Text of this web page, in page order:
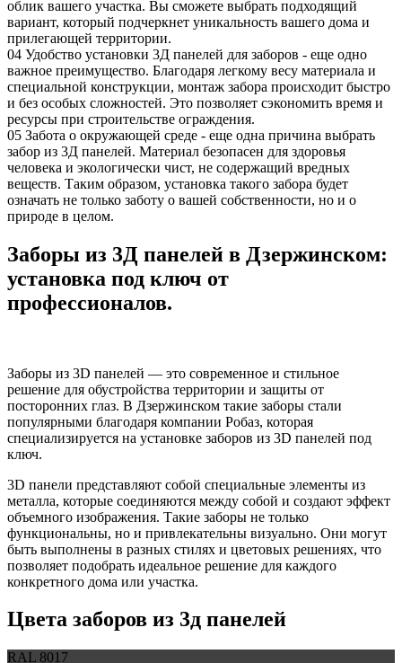
облик вашего участка. Вы сможете выбрать подходящий
вариант, который подчеркнет уникальность вашего дома и
прилегающей территории.
04 Удобство установки 3Д панелей для заборов - еще одно
важное преимущество. Благодаря легкому весу материала и
специальной конструкции, монтаж забора происходит быстро
и без особых сложностей. Это позволяет сэкономить время и
ресурсы при строительстве ограждения.
05 Забота о окружающей среде - еще одна причина выбрать
забор из 3Д панелей. Материал безопасен для здоровья
человека и экологически чист, не содержащий вредных
веществ. Таким образом, установка такого забора будет
означать не только заботу о вашей собственности, но и о
природе в целом.
Заборы из 3Д панелей в Дзержинском:
установка под ключ от
профессионалов.
Заборы из 3D панелей — это современное и стильное
решение для обустройства территории и защиты от
посторонних глаз. В Дзержинском такие заборы стали
популярными благодаря компании Робаз, которая
специализируется на установке заборов из 3D панелей под
ключ.
3D панели представляют собой специальные элементы из
металла, которые соединяются между собой и создают эффект
объемного изображения. Такие заборы не только
функциональны, но и привлекательны визуально. Они могут
быть выполнены в разных стилях и цветовых решениях, что
позволяет подобрать идеальное решение для каждого
конкретного дома или участка.
Цвета заборов из 3д панелей
RAL 8017